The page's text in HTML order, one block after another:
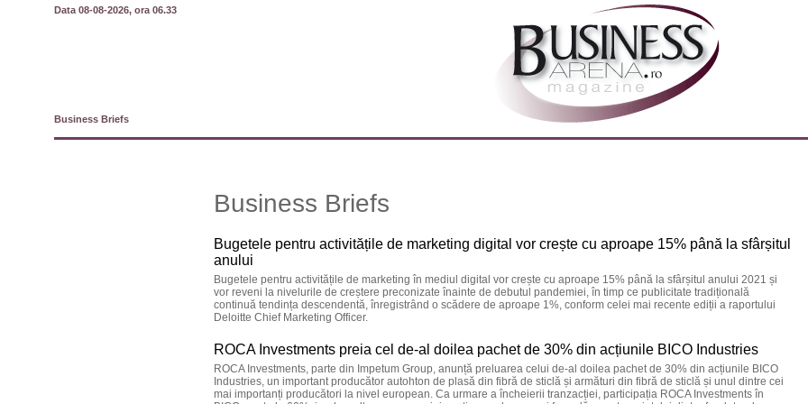
Data 08-08-2026, ora 06.33
Business Briefs
Business Briefs
Bugetele pentru activitățile de marketing digital vor crește cu aproape 15% până la sfârșitul
anului
Bugetele pentru activitățile de marketing în mediul digital vor crește cu aproape 15% până la sfârșitul anului 2021 și
vor reveni la nivelurile de creștere preconizate înainte de debutul pandemiei, în timp ce publicitate tradițională
continuă tendința descendentă, înregistrând o scădere de aproape 1%, conform celei mai recente ediții a raportului
Deloitte Chief Marketing Officer.
ROCA Investments preia cel de-al doilea pachet de 30% din acțiunile BICO Industries
ROCA Investments, parte din Impetum Group, anunță preluarea celui de-al doilea pachet de 30% din acțiunile BICO
Industries, un important producător autohton de plasă din fibră de sticlă și armături din fibră de sticlă și unul dintre cei
mai importanți producători la nivel european. Ca urmare a încheierii tranzacției, participația ROCA Investments în